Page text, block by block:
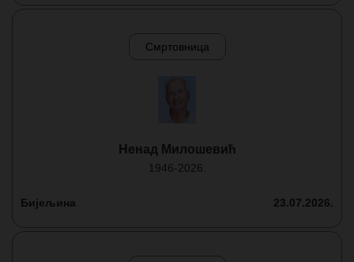
Смртовница
Ненад Милошевић
1946-2026.
Бијељина 23.07.2026.